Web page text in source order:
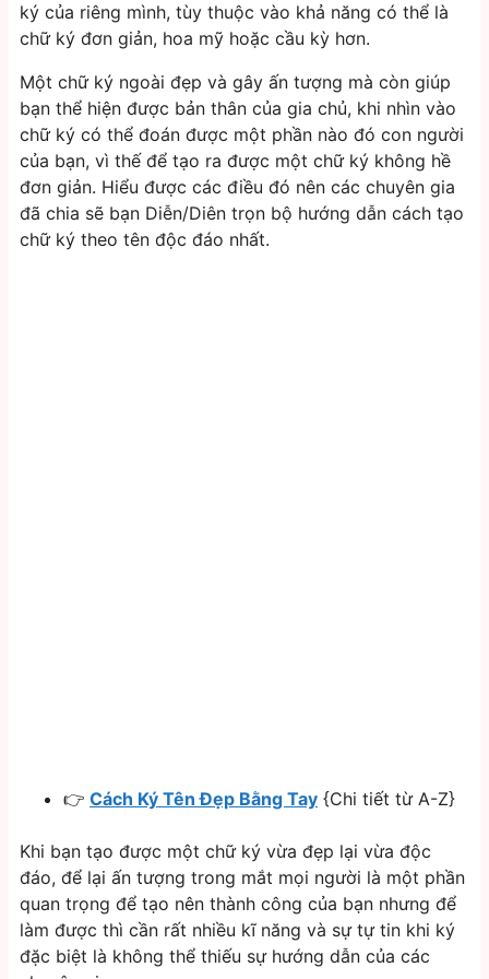
ký của riêng mình, tùy thuộc vào khả năng có thể là
chữ ký đơn giản, hoa mỹ hoặc cầu kỳ hơn.
Một chữ ký ngoài đẹp và gây ấn tượng mà còn giúp
bạn thể hiện được bản thân của gia chủ, khi nhìn vào
chữ ký có thể đoán được một phần nào đó con người
của bạn, vì thế để tạo ra được một chữ ký không hề
đơn giản. Hiểu được các điều đó nên các chuyên gia
đã chia sẽ bạn Diễn/Diên trọn bộ hướng dẫn cách tạo
chữ ký theo tên độc đáo nhất.
👉 Cách Ký Tên Đẹp Bằng Tay {Chi tiết từ A-Z}
Khi bạn tạo được một chữ ký vừa đẹp lại vừa độc
đáo, để lại ấn tượng trong mắt mọi người là một phần
quan trọng để tạo nên thành công của bạn nhưng để
làm được thì cần rất nhiều kĩ năng và sự tự tin khi ký
đặc biệt là không thể thiếu sự hướng dẫn của các